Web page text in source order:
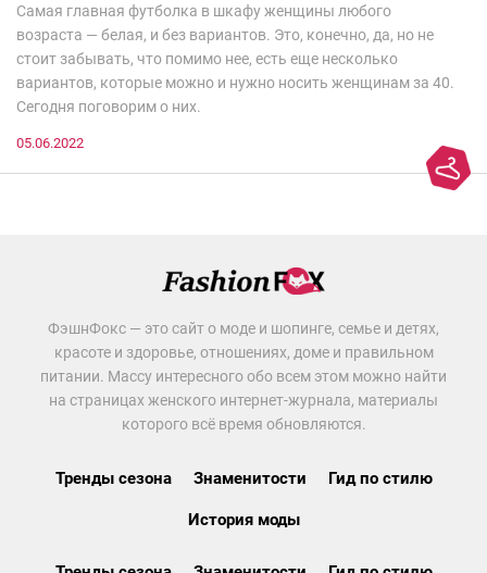
Самая главная футболка в шкафу женщины любого
возраста — белая, и без вариантов. Это, конечно, да, но не
стоит забывать, что помимо нее, есть еще несколько
вариантов, которые можно и нужно носить женщинам за 40.
Сегодня поговорим о них.
05.06.2022
ФэшнФокс — это сайт о моде и шопинге, семье и детях,
красоте и здоровье, отношениях, доме и правильном
питании. Массу интересного обо всем этом можно найти
на страницах женского интернет-журнала, материалы
которого всё время обновляются.
Тренды сезона Знаменитости Гид по стилю
История моды